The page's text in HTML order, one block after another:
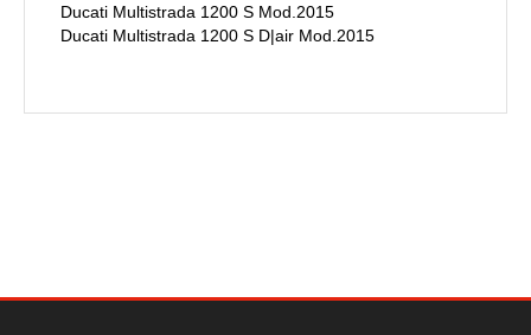
Ducati Multistrada 1200 S Mod.2015
Ducati Multistrada 1200 S D|air Mod.2015